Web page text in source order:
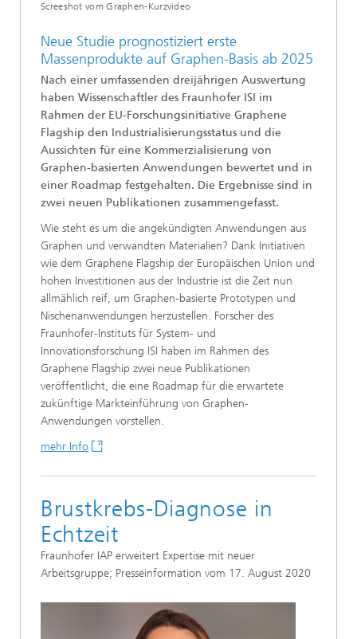
Screeshot vom Graphen-Kurzvideo
Neue Studie prognostiziert erste
Massenprodukte auf Graphen-Basis ab 2025
Nach einer umfassenden dreijährigen Auswertung
haben Wissenschaftler des Fraunhofer ISI im
Rahmen der EU-Forschungsinitiative Graphene
Flagship den Industrialisierungsstatus und die
Aussichten für eine Kommerzialisierung von
Graphen-basierten Anwendungen bewertet und in
einer Roadmap festgehalten. Die Ergebnisse sind in
zwei neuen Publikationen zusammengefasst.
Wie steht es um die angekündigten Anwendungen aus
Graphen und verwandten Materialien? Dank Initiativen
wie dem Graphene Flagship der Europäischen Union und
hohen Investitionen aus der Industrie ist die Zeit nun
allmählich reif, um Graphen-basierte Prototypen und
Nischenanwendungen herzustellen. Forscher des
Fraunhofer-Instituts für System- und
Innovationsforschung ISI haben im Rahmen des
Graphene Flagship zwei neue Publikationen
veröffentlicht, die eine Roadmap für die erwartete
zukünftige Markteinführung von Graphen-
Anwendungen vorstellen.
mehr Info
Brustkrebs-Diagnose in
Echtzeit
Fraunhofer IAP erweitert Expertise mit neuer
Arbeitsgruppe; Presseinformation vom 17. August 2020